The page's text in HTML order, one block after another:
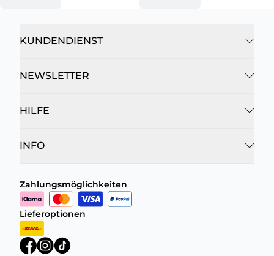
KUNDENDIENST
NEWSLETTER
HILFE
INFO
Zahlungsmöglichkeiten
Lieferoptionen